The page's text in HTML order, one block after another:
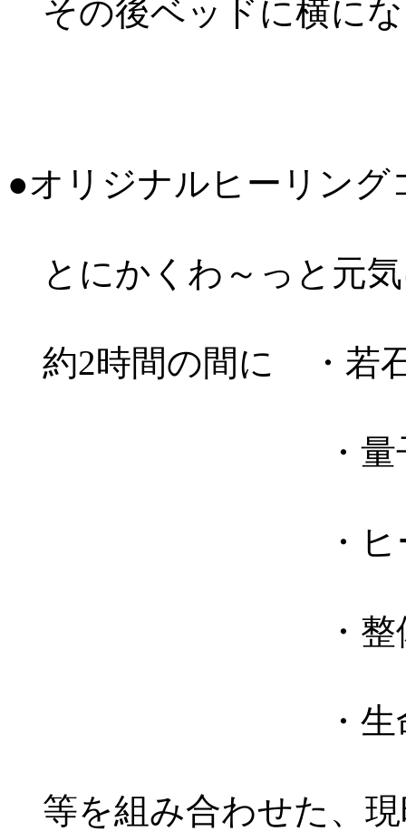
その後ベッドに横に
●オリジナルヒーリン
とにかくわ～っと元
約2時間の間に ・若
・量子場
・ヒーリ
・整
・生命の
等を組み合わせた、